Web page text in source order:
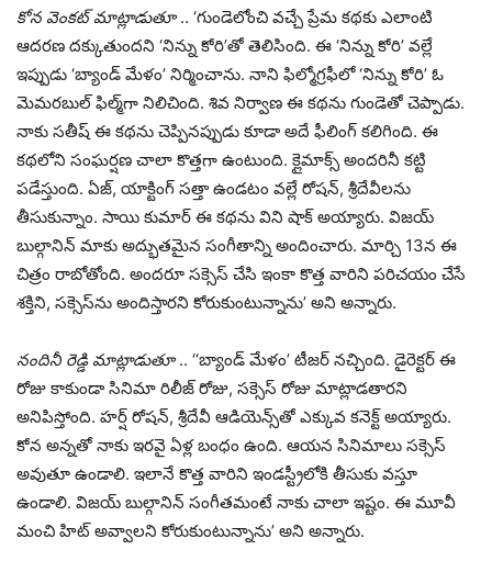
కోన వెంకట్ మాట్లాడుతూ.. ‘గుండెలోంచి వచ్చే ప్రేమ కథకు ఎలాంటి
ఆదరణ దక్కుతుందని ‘నిన్ను కోరి’తో తెలిసింది. ఈ ‘నిన్ను కోరి’ వల్లే
ఇప్పుడు ‘బ్యాండ్ మేళం’ నిర్మించాను. నాని ఫిల్మోగ్రఫీలో ‘నిన్ను కోరి’ ఓ
మెమరబుల్ ఫిల్మ్‌గా నిలిచింది. శివ నిర్వాణ ఈ కథను గుండెతో చెప్పాడు.
నాకు సతీష్ ఈ కథను చెప్పినప్పుడు కూడా అదే ఫీలింగ్ కలిగింది. ఈ
కథలోని సంఘర్షణ చాలా కొత్తగా ఉంటుంది. క్లైమాక్స్ అందరినీ కట్టి
పడేస్తుంది. ఏజ్, యాక్టింగ్ సత్తా ఉండటం వల్లే రోషన్, శ్రీదేవీలను
తీసుకున్నాం. సాయి కుమార్ ఈ కథను విని షాక్ అయ్యారు. విజయ్
బుల్గానిన్ మాకు అద్భుతమైన సంగీతాన్ని అందించారు. మార్చి 13న ఈ
చిత్రం రాబోతోంది. అందరూ సక్సెస్ చేసి ఇంకా కొత్త వారిని పరిచయం చేసే
శక్తిని, సక్సెస్‌ను అందిస్తారని కోరుకుంటున్నాను’ అని అన్నారు.
నందినీ రెడ్డి మాట్లాడుతూ.. ‘‘బ్యాండ్ మేళం’ టీజర్ నచ్చింది. డైరెక్టర్ ఈ
రోజు కాకుండా సినిమా రిలీజ్ రోజు, సక్సెస్ రోజు మాట్లాడతారని
అనిపిస్తోంది. హర్ష్ రోషన్, శ్రీదేవీ ఆడియెన్స్‌తో ఎక్కువ కనెక్ట్ అయ్యారు.
కోన అన్నతో నాకు ఇరవై ఏళ్ల బంధం ఉంది. ఆయన సినిమాలు సక్సెస్
అవుతూ ఉండాలి. ఇలానే కొత్త వారిని ఇండస్ట్రీలోకి తీసుకు వస్తూ
ఉండాలి. విజయ్ బుల్గానిన్ సంగీతమంటే నాకు చాలా ఇష్టం. ఈ మూవీ
మంచి హిట్ అవ్వాలని కోరుకుంటున్నాను’ అని అన్నారు.